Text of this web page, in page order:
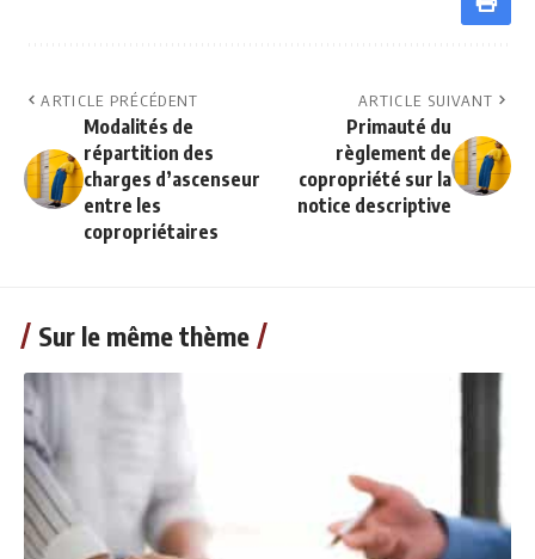
ARTICLE PRÉCÉDENT
Modalités de
répartition des
charges d’ascenseur
entre les
copropriétaires
ARTICLE SUIVANT
Primauté du
règlement de
copropriété sur la
notice descriptive
Sur le même thème